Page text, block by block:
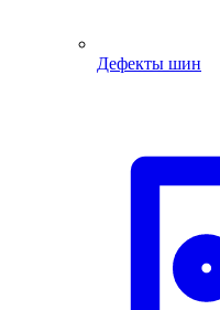
Дефекты шин